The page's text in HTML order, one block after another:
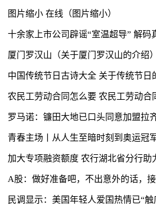
图片缩小 在线（图片缩小）
十余家上市公司辟谣“室温超导” 解码
厦门罗汉山（关于厦门罗汉山的介绍）
中国传统节日古诗大全 关于传统节日
农民工劳动合同怎么要 农民工劳动合
罗马诺：镰田大地已口头同意加盟拉
青春主场丨从人生至暗时刻到奥运冠
加大专项融资额度 农行湖北省分行助
A股：做好准备吧，不出意外的话，接
民调显示：美国年轻人爱国热情已“触